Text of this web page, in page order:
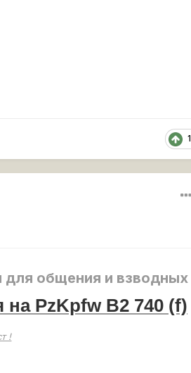
1
для общения и взводных
на PzKpfw B2 740 (f)
!